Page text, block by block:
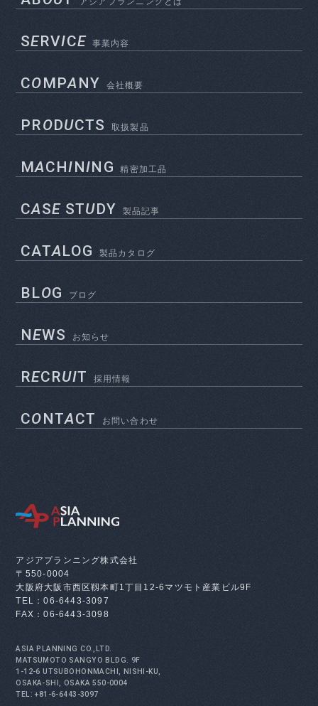
SERVICE 事業内容
COMPA NY 会社概要
PRODUCTS 取扱製品
MACHINING 精密加工品
CASESTUDY 製品記事
CATALOG 製品カタログ
BLOG ブログ
NEWS お知らせ
RECRUIT 採用情報
CONTACT お問い合わせ
アジアプランニング株式会社
〒550-0004
大阪府大阪市西区靱本町1丁目12-6 マツモト産業ビル9F
TEL：06-6443-3097
FAX：06-6443-3098
ASIA PLANNING CO.,LTD.
MATSUMOTO SANGYO BLDG. 9F
1-12-6 UTSUBOHONMACHI, NISHI-KU,
OSAKA-SHI, OSAKA 550-0004
TEL: +81-6-6443-3097